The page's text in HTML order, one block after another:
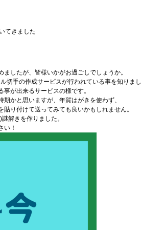
てきました
したが、皆様いかがお過ごしでしょうか。
切手の作成サービスが行われている事を知りま
が出来るサービスの様です。
かと思いますが、年賀はがきを使わず、
り付けて送ってみても良いかもしれません。
解きを作りました。
い！